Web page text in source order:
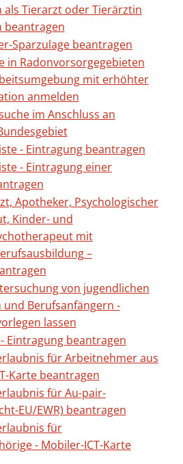
Tierarzt oder Tierärztin
beantragen
Sparzulage beantragen
in Radonvorsorgegebieten
mit erhöhter
anmelden
im Anschluss an
- Eintragung beantragen
- Eintragung einer
Apotheker, Psychologischer
Kinder- und
mit
–
von jugendlichen
Berufsanfängern -
lassen
Eintragung beantragen
für Arbeitnehmer aus
Karte beantragen
für Au-pair-
EU/EWR) beantragen
für
- Mobiler-ICT-Karte